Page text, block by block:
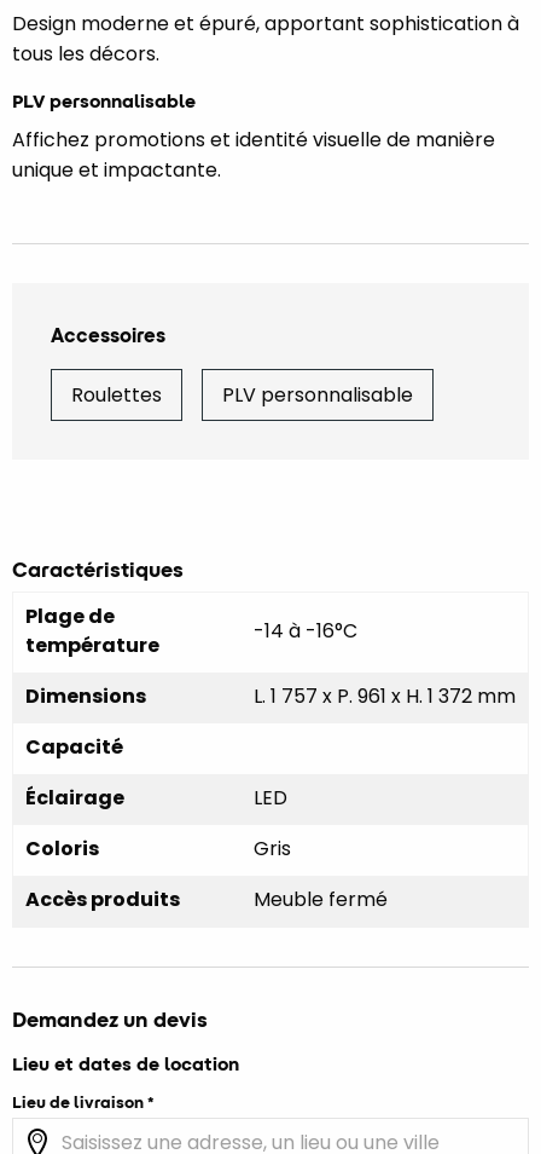
Design moderne et épuré, apportant sophistication à
tous les décors.
PLV personnalisable
Affichez promotions et identité visuelle de manière
unique et impactante.
Accessoires
Roulettes PLV personnalisable
Caractéristiques
Plage de
température
-14 à -16°C
Dimensions
L. 1 757 x P. 961 x H. 1 372 mm
Capacité
Éclairage
LED
Coloris
Gris
Accès produits
Meuble fermé
Demandez un devis
Lieu et dates de location
Lieu de livraison